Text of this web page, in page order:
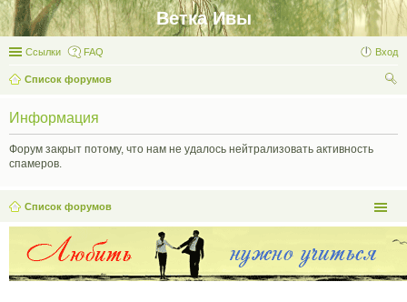
Ветка Ивы
Ссылки FAQ Вход
Список форумов
Информация
Форум закрыт потому, что нам не удалось нейтрализовать активность
спамеров.
Список форумов